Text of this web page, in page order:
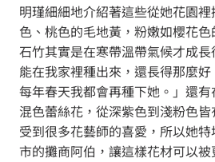
明瑾細細地介紹著這些從她花園
色、桃色的毛地黃，粉嫩如櫻花
石竹其實是在寒帶溫帶氣候才成
能在我家裡種出來，還長得那麼好
每年春天我都會再種下她。」還
混色蕾絲花，從深紫色到淺粉色
受到很多花藝師的喜愛，所以她
市的攤商阿伯，讓這樣花材可以被